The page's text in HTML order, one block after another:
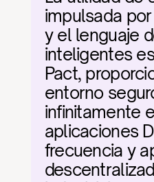
impulsada
y el lenguaje
inteligentes
Pact,
entorno
infinitamente
aplicaciones
frecuencia y